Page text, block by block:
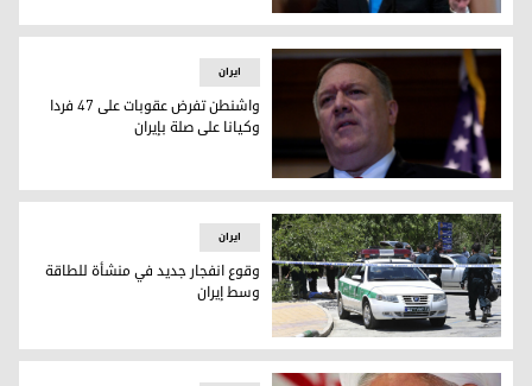
واشنطن تفرض عقوبات جديدة على طهران
واشنطن تفرض عقوبات على 47 فردا وكيانا على صلة بإيران
ایران
واشنطن تفرض عقوبات على 47 فردا
وكيانا على صلة بإيران
وقوع انفجار جديد في منشأة للطاقة وسط إيران
ایران
وقوع انفجار جديد في منشأة للطاقة
وسط إيران